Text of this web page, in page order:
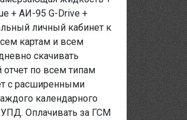
+ АИ-95 G-Drive +
личный кабинет к
картам и всем
скачивать
по всем типам
с расширенными
календарного
УПД. Оплачивать за ГСМ